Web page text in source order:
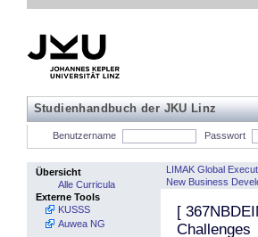
Studienhandbuch der JKU Linz
Benutzername Passwort
Übersicht
Alle Curricula
Externe Tools
KUSSS
Auwea NG
LIMAK Global
New Business
[
Challenges